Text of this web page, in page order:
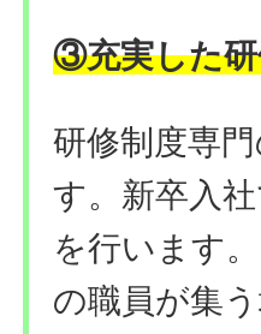
③充実した研
研修制度専
す。新卒入
を行います
の職員が集